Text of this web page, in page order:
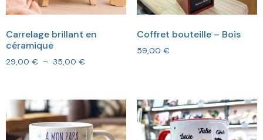
Carrelage brillant en
céramique
29,00 € – 35,00 €
Coffret bouteille – Bois
59,00 €